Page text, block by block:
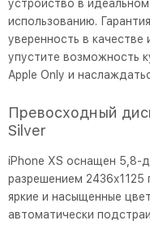
устройство в
использованию.
уверенность в
упустите возможность
Apple Only и
Превосходный
Silver
iPhone XS оснащен 5,8-
разрешением 2436x1125
яркие и насыщенные
автоматически